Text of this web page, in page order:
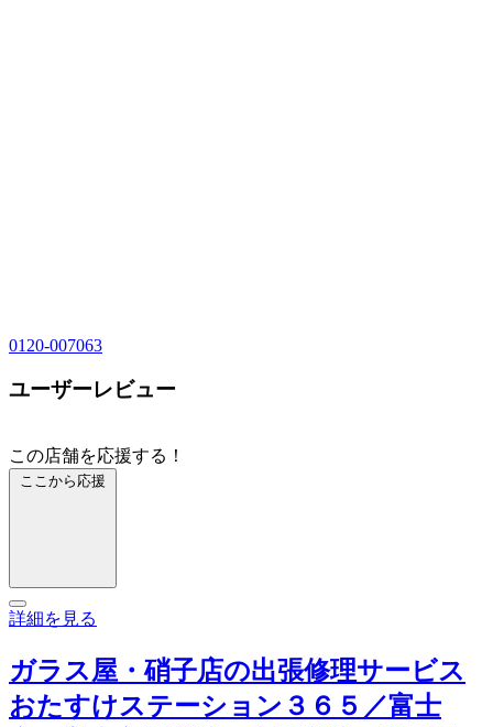
0120-007063
ユーザーレビュー
この店舗を応援する！
ここから応援
詳細を見る
ガラス屋・硝子店の出張修理サービス
おたすけステーション３６５／富士